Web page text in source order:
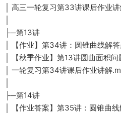
│ 高三一轮复习第33讲课后作业
├─第13讲
│ 【作业】第34讲：圆锥曲线解
│ 【秋季作业】第13讲圆曲面积
│ 一轮复习第34讲课后作业讲解
├─第14讲
│ 【作业答案】第35讲：圆锥曲